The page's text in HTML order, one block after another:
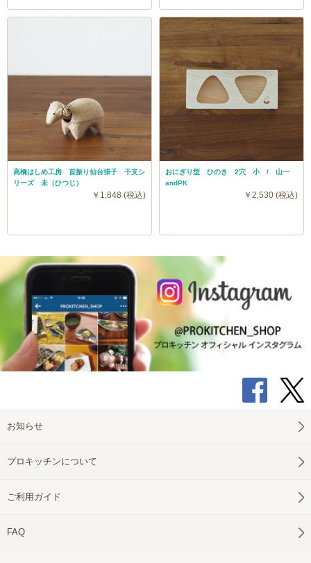
高橋はしめ工房 首振り仙台張子 干支シ
リーズ 未（ひつじ）
￥1,848 (税込)
おにぎり型 ひのき 2穴 小 / 山一
andPK
￥2,530 (税込)
お知らせ
プロキッチンについて
ご利用ガイド
FAQ